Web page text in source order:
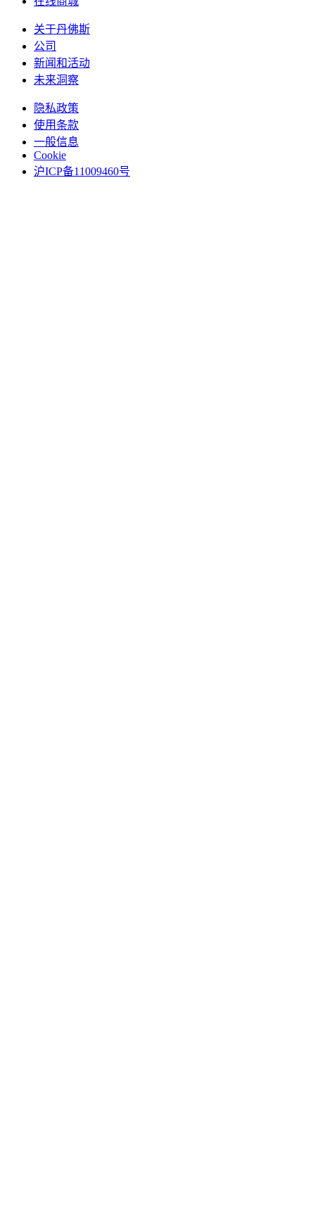
关于丹佛斯
公司
新闻和活动
未来洞察
隐私政策
使用条款
一般信息
Cookie
沪ICP备11009460号